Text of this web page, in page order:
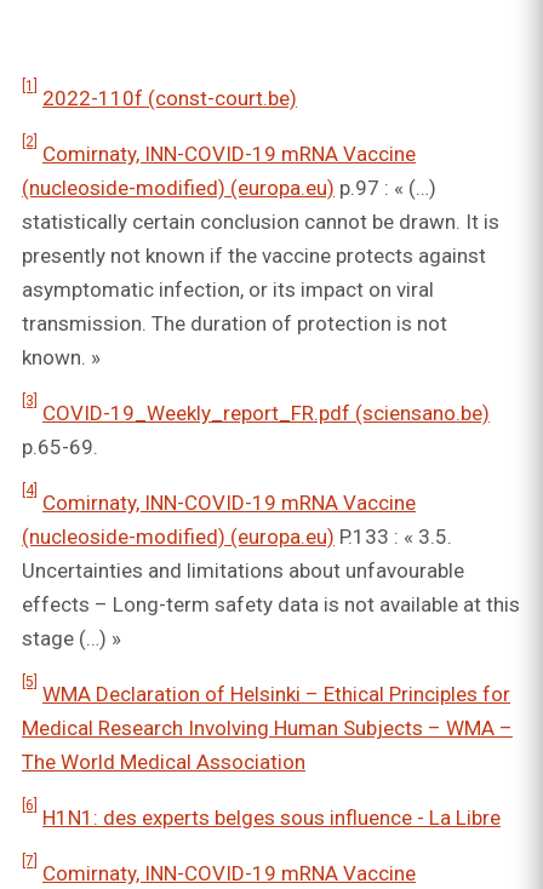
[1] 2022-110f (const-court.be)
[2] Comirnaty, INN-COVID-19 mRNA Vaccine
(nucleoside-modified) (europa.eu) p.97 : « (…)
statistically certain conclusion cannot be drawn. It is
presently not known if the vaccine protects against
asymptomatic infection, or its impact on viral
transmission. The duration of protection is not
known. »
[3]
COVID-19_Weekly_report_FR.pdf (sciensano.be)
p.65-69.
[4] Comirnaty, INN-COVID-19 mRNA Vaccine
(nucleoside-modified) (europa.eu) P.133 : « 3.5.
Uncertainties and limitations about unfavourable
effects – Long-term safety data is not available at this
stage (…) »
[5] WMA Declaration of Helsinki – Ethical Principles for
Medical Research Involving Human Subjects – WMA –
The World Medical Association
[6] H1N1: des experts belges sous influence - La Libre
[7] Comirnaty, INN-COVID-19 mRNA Vaccine